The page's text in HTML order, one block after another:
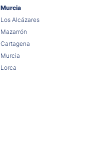
Murcia
Los Alcázares
Mazarrón
Cartagena
Murcia
Lorca